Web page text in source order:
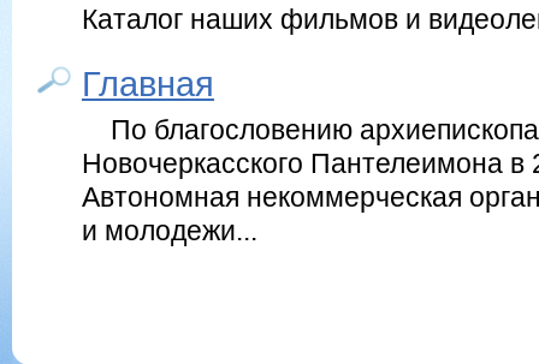
Каталог наших фильмов и
Главная
По благословению архиепископа
Новочеркасского Пантелеимона в
Автономная некоммерческая
и молодежи...